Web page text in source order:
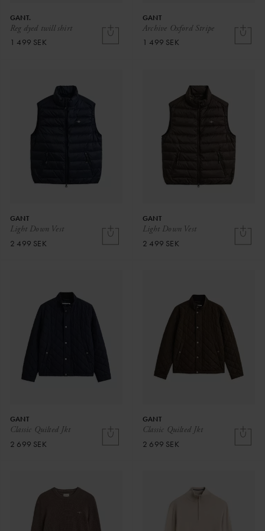
Reg dyed twill shirt
GANT.
1 499 SEK
Archive Oxford Stripe
GANT
1 499 SEK
Light Down Vest
GANT
2 499 SEK
Light Down Vest
GANT
2 499 SEK
Classic Quilted Jkt
GANT
2 699 SEK
Classic Quilted Jkt
GANT
2 699 SEK